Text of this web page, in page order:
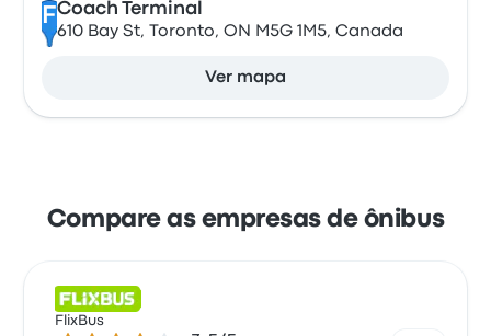
FCoach Terminal
610 Bay St, Toronto, ON M5G 1M5, Canada
Ver mapa
Compare as empresas de ônibus
FlixBus